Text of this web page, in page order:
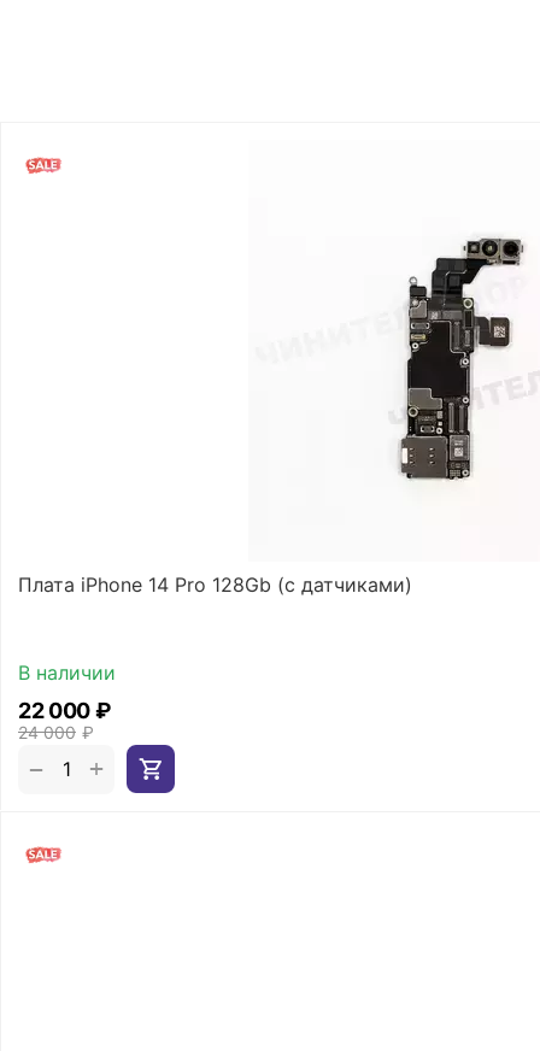
Плата iPhone 14 Pro 128Gb (с датчиками)
В наличии
24 000 ₽
22 000₽
+
−